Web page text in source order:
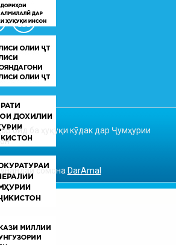
оид ба ҳуқуқи кӯдак дар Ҷумҳурии
сомона DarAmal